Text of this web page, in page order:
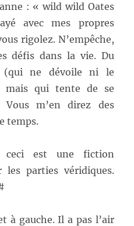
: « wild wild Oates
avec mes propres
rigolez. N’empêche,
défis dans la vie. Du
(qui ne dévoile ni le
mais qui tente de se
m’en direz des
temps.
ceci est une fiction
parties véridiques.
à gauche. Il a pas l’air